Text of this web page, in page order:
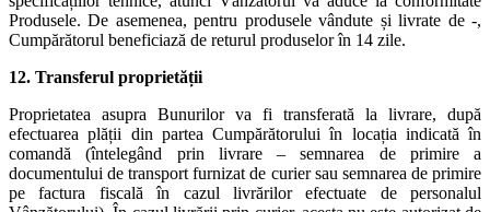
Produsele. De asemenea, pentru produsele vândute și livrate de -,
Cumpărătorul beneficiază de returul produselor în 14 zile.
12. Transferul proprietății
Proprietatea asupra Bunurilor va fi transferată la livrare, după
efectuarea plății din partea Cumpărătorului în locația indicată în
comandă (întelegând prin livrare – semnarea de primire a
documentului de transport furnizat de curier sau semnarea de primire
pe factura fiscală în cazul livrărilor efectuate de personalul